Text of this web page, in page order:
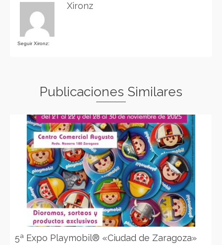
Seguir Xironz:
Xironz
Publicaciones Similares
5ª Expo Playmobil® «Ciudad de Zaragoza»